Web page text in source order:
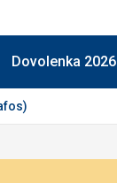
Dovolenka 2026